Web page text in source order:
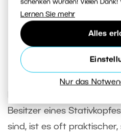
schenken würden! Vielen Dank!
Lernen Sie mehr
Alles
Nur das
Sesam wird zum
verteilt, dahinter ein Blitz mit
Das Fotografieren kann
vom Laptop gesteuert
eine einfachere
Besitzer eines
sind, ist es oft